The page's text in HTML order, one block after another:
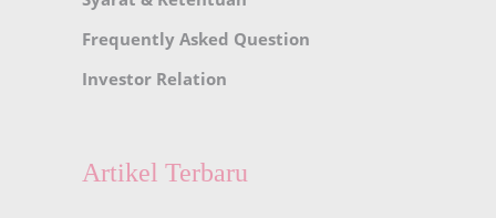
Frequently Asked Question
Investor Relation
Artikel Terbaru